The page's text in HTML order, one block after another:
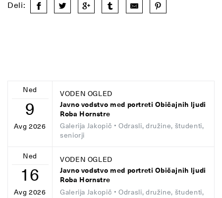
Deli:
Ned
9
Avg 2026
VODEN OGLED
Javno vodstvo med portreti Običajnih ljudi
Roba Hornstre
Galerija Jakopič • Odrasli, družine, študenti,
seniorji
Ned
16
Avg 2026
VODEN OGLED
Javno vodstvo med portreti Običajnih ljudi
Roba Hornstre
Galerija Jakopič • Odrasli, družine, študenti,